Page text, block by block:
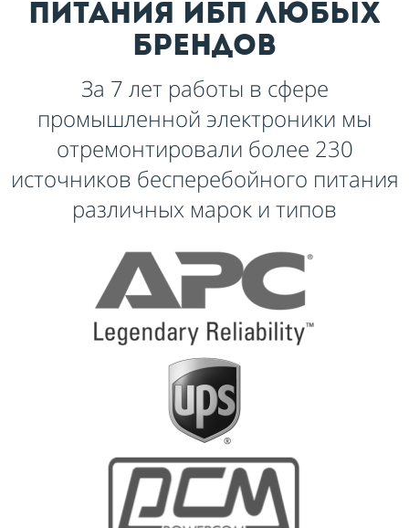
питания ибп любых
брендов
За 7 лет работы в сфере
промышленной электроники мы
отремонтировали более 230
источников бесперебойного питания
различных марок и типов